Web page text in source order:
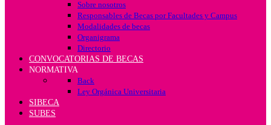
Sobre nosotros
Responsables de Becas por Facultades y Campus
Modalidades de becas
Organigrama
Directorio
CONVOCATORIAS DE BECAS
NORMATIVA
Back
Ley Orgánica Universitaria
SIBECA
SUBES